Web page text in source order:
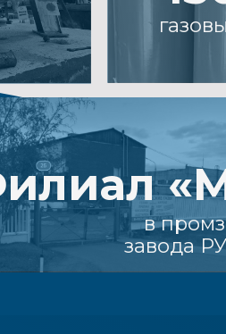
«Маяк»
в промзоне вблизи
завода РУСАЛ и ИСО